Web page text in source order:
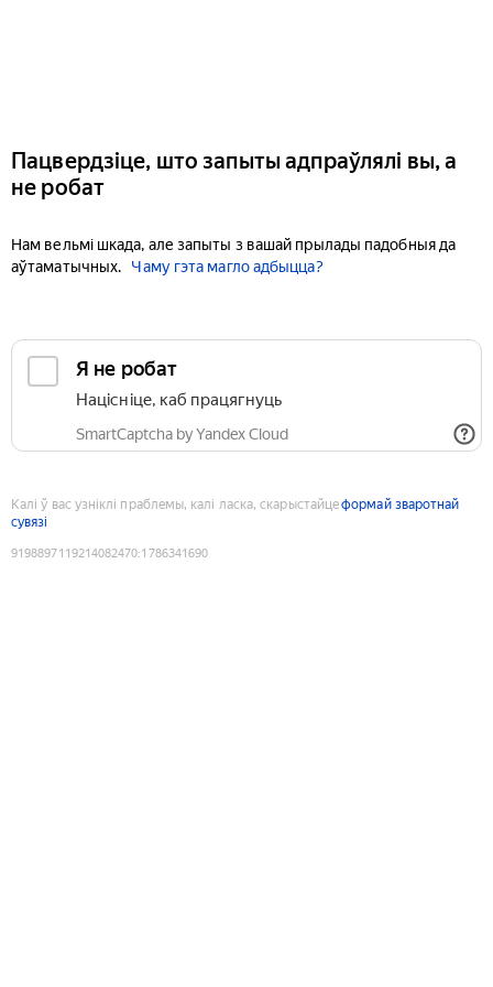
Пацвердзіце, што запыты адпраўлялі вы, а
не робат
Нам вельмі шкада, але запыты з вашай прылады падобныя да
аўтаматычных.
Чаму гэта магло адбыцца?
Я не робат
Націсніце, каб працягнуць
SmartCaptcha by Yandex Cloud
Калі ў вас узніклі праблемы, калі ласка, скарыстайцеформай зваротнай
сувязі
9198897119214082470:1786341690